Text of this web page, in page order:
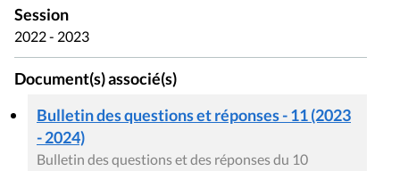
Session
2022 - 2023
Document(s) associé(s)
Bulletin des questions et réponses - 11 (2023
- 2024)
Bulletin des questions et des réponses du 10